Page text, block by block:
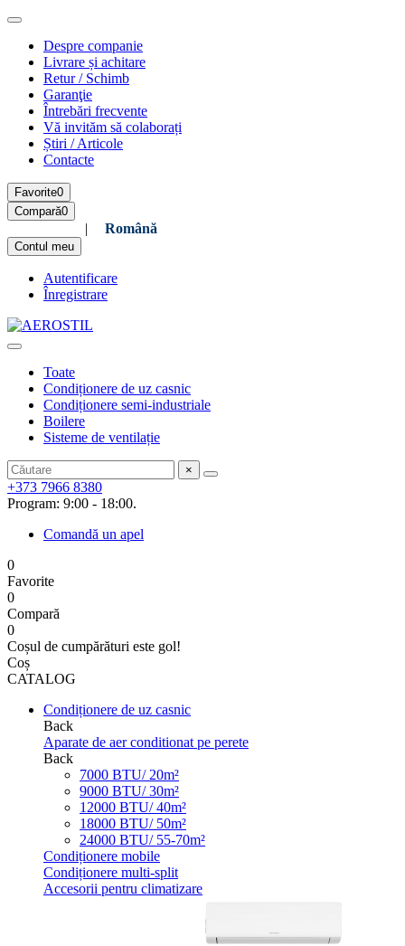
Despre companie
Livrare și achitare
Retur / Schimb
Garanţie
Întrebări frecvente
Vă invităm să colaborați
Știri / Articole
Contacte
Favorite0
Compară0
| Română
Contul meu
Autentificare
Înregistrare
Toate
Condiționere de uz casnic
Condiționere semi-industriale
Boilere
Sisteme de ventilație
×
+373 7966 8380
Program: 9:00 - 18:00.
Comandă un apel
0
Favorite
0
Compară
0
Coșul de cumpărături este gol!
Coș
CATALOG
Condiționere de uz casnic
Back
Aparate de aer conditionat pe perete
Back
7000 BTU/ 20m²
9000 BTU/ 30m²
12000 BTU/ 40m²
18000 BTU/ 50m²
24000 BTU/ 55-70m²
Condiționere mobile
Condiționere multi-split
Accesorii pentru climatizare